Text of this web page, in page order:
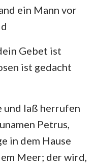
ein Mann vor
Gebet ist
ist gedacht
und laß herrufen
Petrus,
in dem Hause
Meer; der wird,